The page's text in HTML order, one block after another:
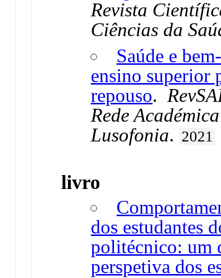
Revista
Ciências da
Saúde e
ensino superior
repouso.
Rede
Lusofonia. 2021
livro
dos estudantes
politécnico: um
perspetiva dos